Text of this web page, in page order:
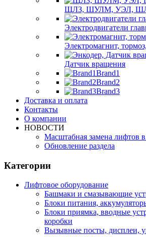
ЩЛЗ, ШУЛМ, УЭЛ,
Электродвигатели
Электромагнит,
Датчик вращения
Brand1
Brand2
Brand3
Доставка и оплата
Контакты
О компании
НОВОСТИ
Масштабная замена лифтов
Обновление раздела
Категории
Лифтовое оборудование
Башмаки и смазывающие
Блоки питания,
Блоки приямка, вводные
коробки
Вызывные посты, дисплеи,